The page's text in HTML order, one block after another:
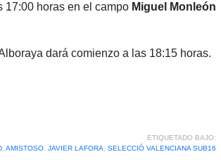
17:00 horas en el campo Miguel Monleón
dará comienzo a las 18:15 horas.
ETIQUETADO BAJO:
, AMISTOSO, JAVIER LAFORA SELECCIÓ VALENCIANA SUB16